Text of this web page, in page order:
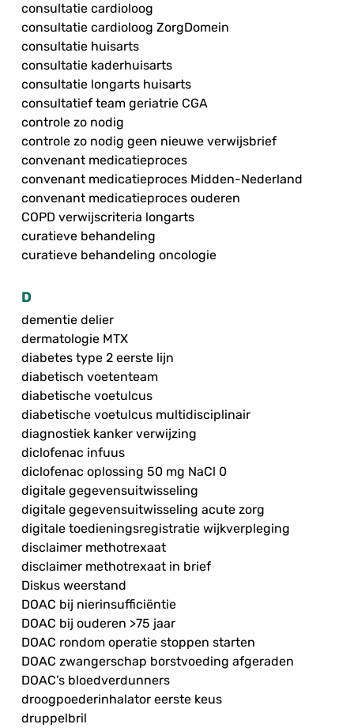
consultatie cardioloog
consultatie cardioloog ZorgDomein
consultatie huisarts
consultatie kaderhuisarts
consultatie longarts huisarts
consultatief team geriatrie CGA
controle zo nodig
controle zo nodig geen nieuwe verwijsbrief
convenant medicatieproces
convenant medicatieproces Midden-Nederland
convenant medicatieproces ouderen
COPD verwijscriteria longarts
curatieve behandeling
curatieve behandeling oncologie
D
dementie delier
dermatologie MTX
diabetes type 2 eerste lijn
diabetisch voetenteam
diabetische voetulcus
diabetische voetulcus multidisciplinair
diagnostiek kanker verwijzing
diclofenac infuus
diclofenac oplossing 50 mg NaCl 0
digitale gegevensuitwisseling
digitale gegevensuitwisseling acute zorg
digitale toedieningsregistratie wijkverpleging
disclaimer methotrexaat
disclaimer methotrexaat in brief
Diskus weerstand
DOAC bij nierinsufficiëntie
DOAC bij ouderen >75 jaar
DOAC rondom operatie stoppen starten
DOAC zwangerschap borstvoeding afgeraden
DOAC’s bloedverdunners
droogpoederinhalator eerste keus
druppelbril